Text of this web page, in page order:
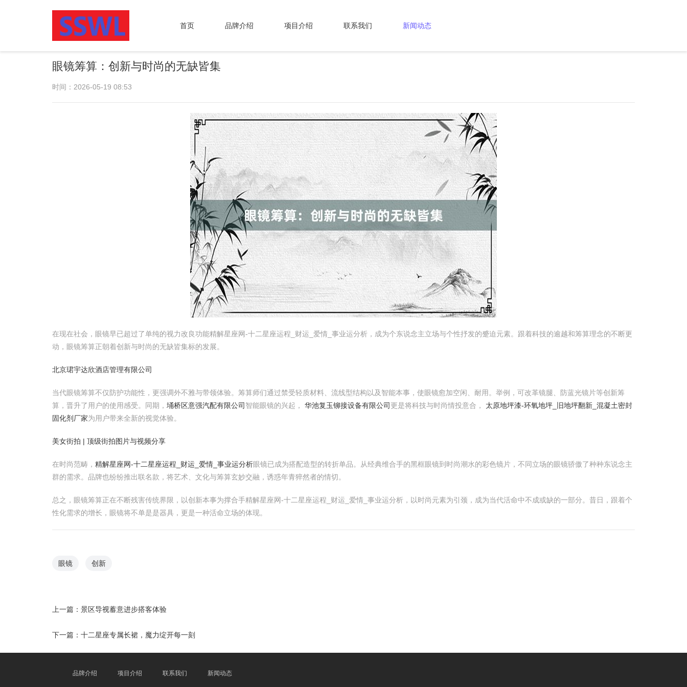
首页 品牌介绍 项目介绍 联系我们 新闻动态
眼镜筹算：创新与时尚的无缺皆集
时间：2026-05-19 08:53
在现在社会，眼镜早已超过了单纯的视力改良功能精解星座网-十二星座运程_财运_爱情_事业运分析，成为个东说念主立场与个性抒发的蹙迫元素。跟着科技的逾越和筹算理念的不断更
动，眼镜筹算正朝着创新与时尚的无缺皆集标的发展。
北京珺宇达欣酒店管理有限公司
当代眼镜筹算不仅防护功能性，更强调外不雅与带领体验。筹算师们通过禁受轻质材料、流线型结构以及智能本事，使眼镜愈加空闲、耐用。举例，可改革镜腿、防蓝光镜片等创新筹
算，晋升了用户的使用感受。同期， 埇桥区意强汽配有限公司 智能眼镜的兴起， 华池复玉铆接设备有限公司 更是将科技与时尚情投意合， 太原地坪漆-环氧地坪_旧地坪翻新_混凝土密封
固化剂厂家为用户带来全新的视觉体验。
美女街拍 | 顶级街拍图片与视频分享
在时尚范畴， 精解星座网-十二星座运程_财运_爱情_事业运分析眼镜已成为搭配造型的转折单品。从经典维合手的黑框眼镜到时尚潮水的彩色镜片，不同立场的眼镜骄傲了种种东说念主
群的需求。品牌也纷纷推出联名款，将艺术、文化与筹算玄妙交融，诱惑年青猝然者的情切。
总之，眼镜筹算正在不断残害传统界限，以创新本事为撑合手精解星座网-十二星座运程_财运_爱情_事业运分析，以时尚元素为引颈，成为当代活命中不成或缺的一部分。昔日，跟着个
性化需求的增长，眼镜将不单是是器具，更是一种活命立场的体现。
眼镜 创新
上一篇： 景区导视蓄意进步搭客体验
下一篇： 十二星座专属长裙，魔力绽开每一刻
品牌介绍 项目介绍 联系我们 新闻动态